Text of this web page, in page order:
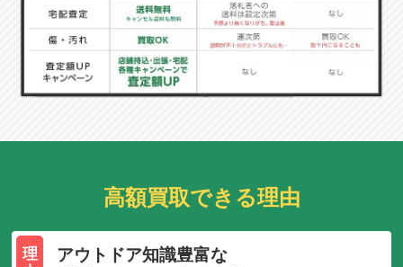
高額買取できる理由
理
アウトドア知識豊富な